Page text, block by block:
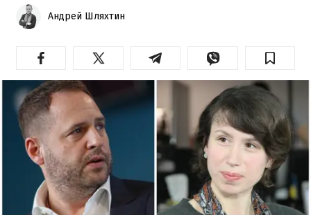
Андрей Шляхтин